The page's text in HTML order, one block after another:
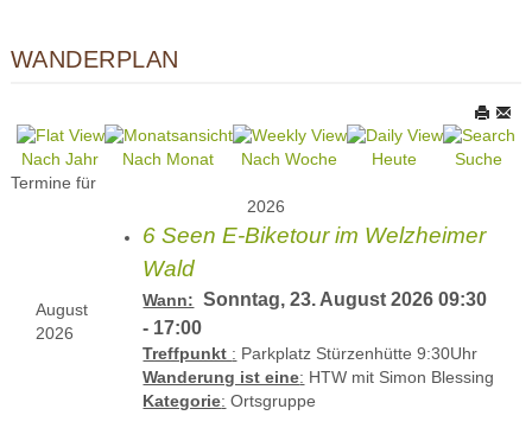
WANDERPLAN
Nach Jahr Nach Monat Nach Woche Heute
Suche
Termine für
2026
August
2026
6 Seen E-Biketour im Welzheimer
Wald
Wann:
Sonntag, 23. August 2026 09:30
- 17:00
Treffpunkt : Parkplatz Stürzenhütte 9:30Uhr
Wanderung ist eine: HTW mit Simon Blessing
Kategorie: Ortsgruppe